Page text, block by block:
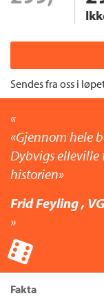
Sendes fra oss i
Gjennom hele
Dybvigs elleville
historien
Frid Feyling , VG
Fakta